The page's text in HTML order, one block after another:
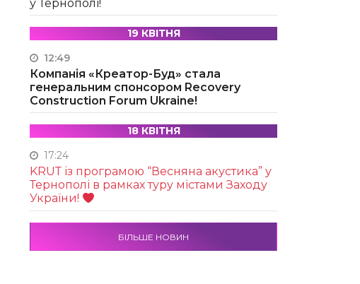
у Тернополі!
19 КВІТНЯ
12:49
Компанія «Креатор-Буд» стала
генеральним спонсором Recovery
Construction Forum Ukraine!
18 КВІТНЯ
17:24
KRUТ із програмою “Весняна акустика” у
Тернополі в рамках туру містами Заходу
України!
БІЛЬШЕ НОВИН